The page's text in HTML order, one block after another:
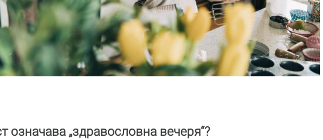
означава „здравословна вечеря“?